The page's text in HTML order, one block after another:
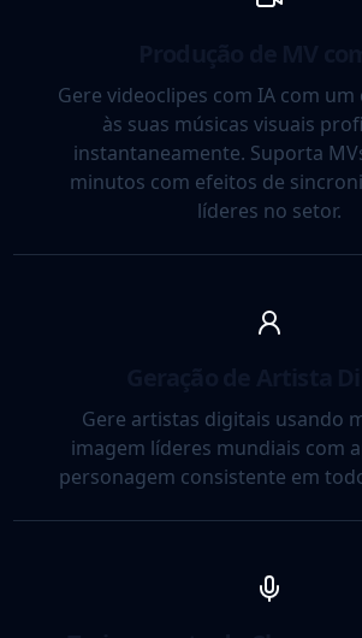
Gere videoclipes com IA com
às suas músicas visuais
instantaneamente. Suporta
minutos com efeitos de
líderes no setor.
Gere artistas digitais usando
imagem líderes mundiais com
personagem consistente em